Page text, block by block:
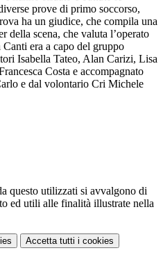
prove di primo soccorso,
ha un giudice, che compila una
della scena, che valuta l’operato
era a capo del gruppo
Isabella Tateo, Alan Carizi, Lisa
Costa e accompagnato
e dal volontario Cri Michele
questo utilizzati si avvalgono di
ed utili alle finalità illustrate nella
Accetta tutti i cookies